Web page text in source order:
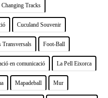
Changing Tracks
Cuculand Souvenir
Transversals Foot-Ball
en comunicació La Pell Eixorca
Mapadeball Mur